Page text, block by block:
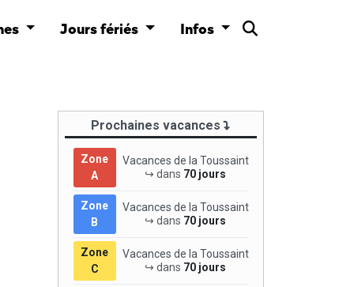
Jours fériés Infos
Prochaines vacances
Zone
A
Vacances de la Toussaint
↪ dans 70 jours
Zone
B
Vacances de la Toussaint
↪ dans 70 jours
Zone
C
Vacances de la Toussaint
↪ dans 70 jours